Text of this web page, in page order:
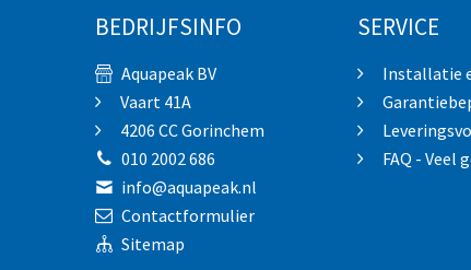
BEDRIJFSINFO
Aquapeak BV
Vaart 41A
4206 CC Gorinchem
010 2002 686
info@aquapeak.nl
Contactformulier
Sitemap
SERVICE
Installatie
FAQ - Veel